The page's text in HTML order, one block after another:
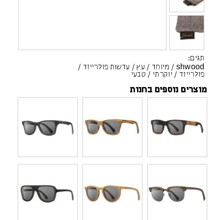
תגים:
shwood
/ מיוחד / עץ / עדשות פולרייזד /
פולרייזד / יוקרתי / טבעי
מוצרים נוספים בחנות